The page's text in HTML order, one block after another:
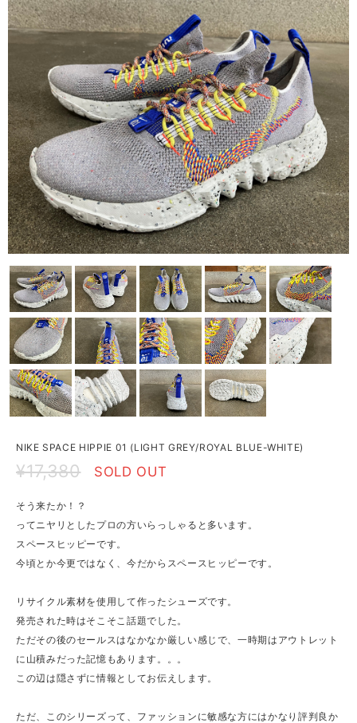
NIKE SPACE HIPPIE 01 (LIGHT GREY/ROYAL BLUE-WHITE)
¥17,380 SOLD OUT
そう来たか！？
ってニヤリとしたプロの方いらっしゃると多います。
スペースヒッピーです。
今頃とか今更ではなく、今だからスペースヒッピーです。
リサイクル素材を使用して作ったシューズです。
発売された時はそこそこ話題でした。
ただその後のセールスはなかなか厳しい感じで、一時期はアウトレット
に山積みだった記憶もあります。。。
この辺は隠さずに情報としてお伝えします。
ただ、このシリーズって、ファッションに敏感な方にはかなり評判良か